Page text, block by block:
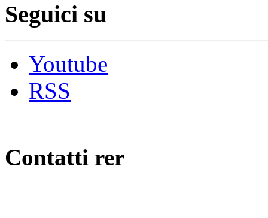
Seguici su
Youtube
RSS
Contatti rer